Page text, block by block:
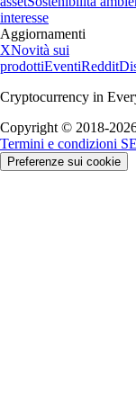
interesse
Aggiornamenti
XNovità sui
prodottiEventiReddit
Cryptocurrency in
Copyright © 2018-
Termini e condizioni
Preferenze sui cookie